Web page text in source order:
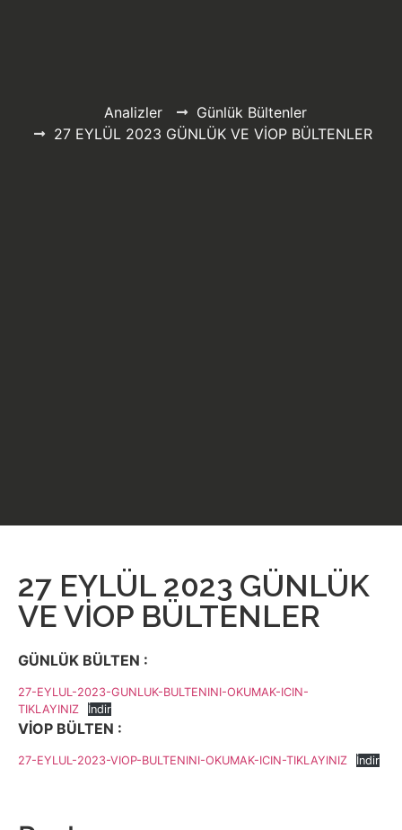
Analizler
Günlük Bültenler
27 EYLÜL 2023 GÜNLÜK VE VİOP BÜLTENLER
27 EYLÜL 2023 GÜNLÜK
VE VİOP BÜLTENLER
GÜNLÜK BÜLTEN :
27-EYLUL-2023-GUNLUK-BULTENINI-OKUMAK-ICIN-
TIKLAYINIZ
İndir
VİOP BÜLTEN :
27-EYLUL-2023-VIOP-BULTENINI-OKUMAK-ICIN-TIKLAYINIZ İndir